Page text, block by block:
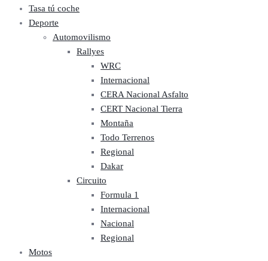
Tasa tú coche
Deporte
Automovilismo
Rallyes
WRC
Internacional
CERA Nacional Asfalto
CERT Nacional Tierra
Montaña
Todo Terrenos
Regional
Dakar
Circuito
Formula 1
Internacional
Nacional
Regional
Motos